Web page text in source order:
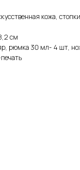
кожа,
см
рюмка 30 мл- 4 шт,